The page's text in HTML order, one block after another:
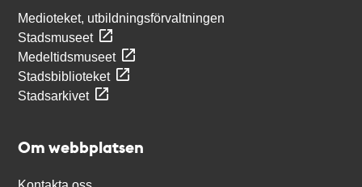
Medioteket, utbildningsförvaltningen
Stadsmuseet
Medeltidsmuseet
Stadsbiblioteket
Stadsarkivet
Om webbplatsen